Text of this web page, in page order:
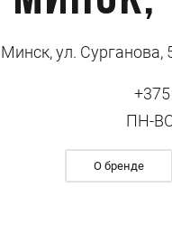
Минск, ул. Сурганова,
ПН-
О бренде